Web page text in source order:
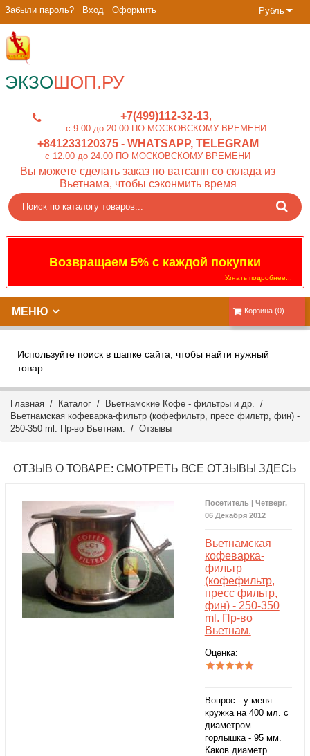
Рубль
Забыли пароль? Вход Оформить
ЭКЗОШОП.РУ
+7(499)112-32-13
c 9.00 до 20.00 ПО МОСКОВСКОМУ ВРЕМЕНИ
+841233120375- WHATSAPP, TELEGRAM
c 12.00 до 24.00 ПО МОСКОВСКОМУ ВРЕМЕНИ
Вы можете сделать заказ по ватсапп со склада из
Вьетнама, чтобы сэконмить время
Возвращаем 5% с каждой покупки
Узнать подробнее...
Корзина (0)
МЕНЮ
Используйте поиск в шапке сайта, чтобы найти нужный
товар.
Главная / Каталог / Вьетнамские Кофе - фильтры и др. /
Вьетнамская кофеварка-фильтр (кофефильтр, пресс фильтр, фин) -
250-350 ml. Пр-во Вьетнам. / Отзывы
ОТЗЫВ О ТОВАРЕ: СМОТРЕТЬ ВСЕ ОТЗЫВЫ ЗДЕСЬ
Посетитель | Четверг,
06 Декабря 2012
Вьетнамская
кофеварка-
фильтр
(кофефильтр,
пресс фильтр,
фин) - 250-350
ml. Пр-во
Вьетнам.
Оценка:
Вопрос - у меня
кружка на 400 мл. с
диаметром
горлышка - 95 мм.
Каков диаметр